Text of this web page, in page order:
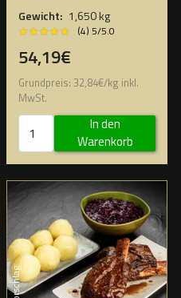
Gewicht: 1,650 kg
★★★★★
★★★★★ (4) 5/5.0
54,19€
Grundpreis: 32,84€/kg inkl.
MwSt.
In den
Warenkorb